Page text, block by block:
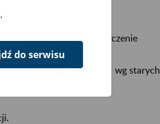
który umożliwia wyliczenie
zasad MDG+;
– ustalonej na styczeń br. wg starych
do serwisu